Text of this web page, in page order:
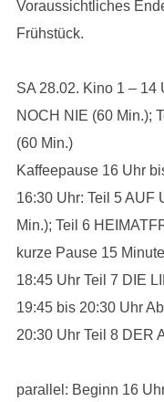
Voraussichtliches
Frühstück.
SA 28.02. Kino 1 – 14
NOCH NIE (60 Min.);
(60 Min.)
Kaffeepause 16 Uhr
16:30 Uhr: Teil 5 AUF
Min.); Teil 6
kurze Pause 15
18:45 Uhr Teil 7 DIE
19:45 bis 20:30 Uhr
20:30 Uhr Teil 8 DER
parallel: Beginn 16